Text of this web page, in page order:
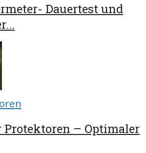
Dauertest und
Protektoren – Optimaler